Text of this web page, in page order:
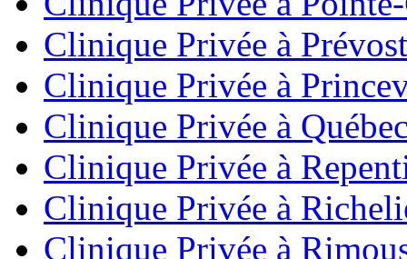
Clinique Privée à Prévost
Clinique Privée à
Clinique Privée à
Clinique Privée à
Clinique Privée à
Clinique Privée à